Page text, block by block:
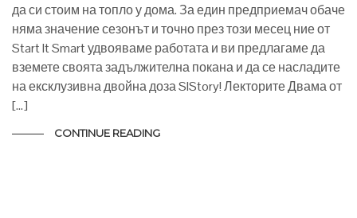
да си стоим на топло у дома. За един предприемач обаче
няма значение сезонът и точно през този месец ние от
Start It Smart удвояваме работата и ви предлагаме да
вземете своята задължителна покана и да се насладите
на ексклузивна двойна доза SIStory! Лекторите Двама от
[…]
CONTINUE READING